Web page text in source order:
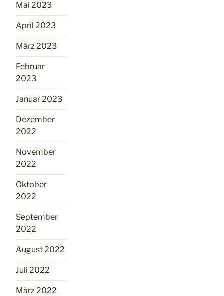
Mai 2023
April 2023
März 2023
Februar
2023
Januar 2023
Dezember
2022
November
2022
Oktober
2022
September
2022
August 2022
Juli 2022
März 2022